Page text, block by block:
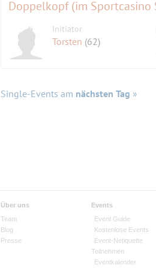
Doppelkopf (im Sportcasino
Initiator
Torsten (62)
Single-Events am nächsten Tag »
Über uns
Team
Blog
Presse
Events
Event Guide
Kostenlose Events
Event-Netiquette
Teilnehmen
Eventkalender